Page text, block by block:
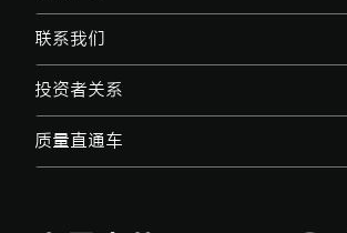
联系我们
投资者关系
质量直通车